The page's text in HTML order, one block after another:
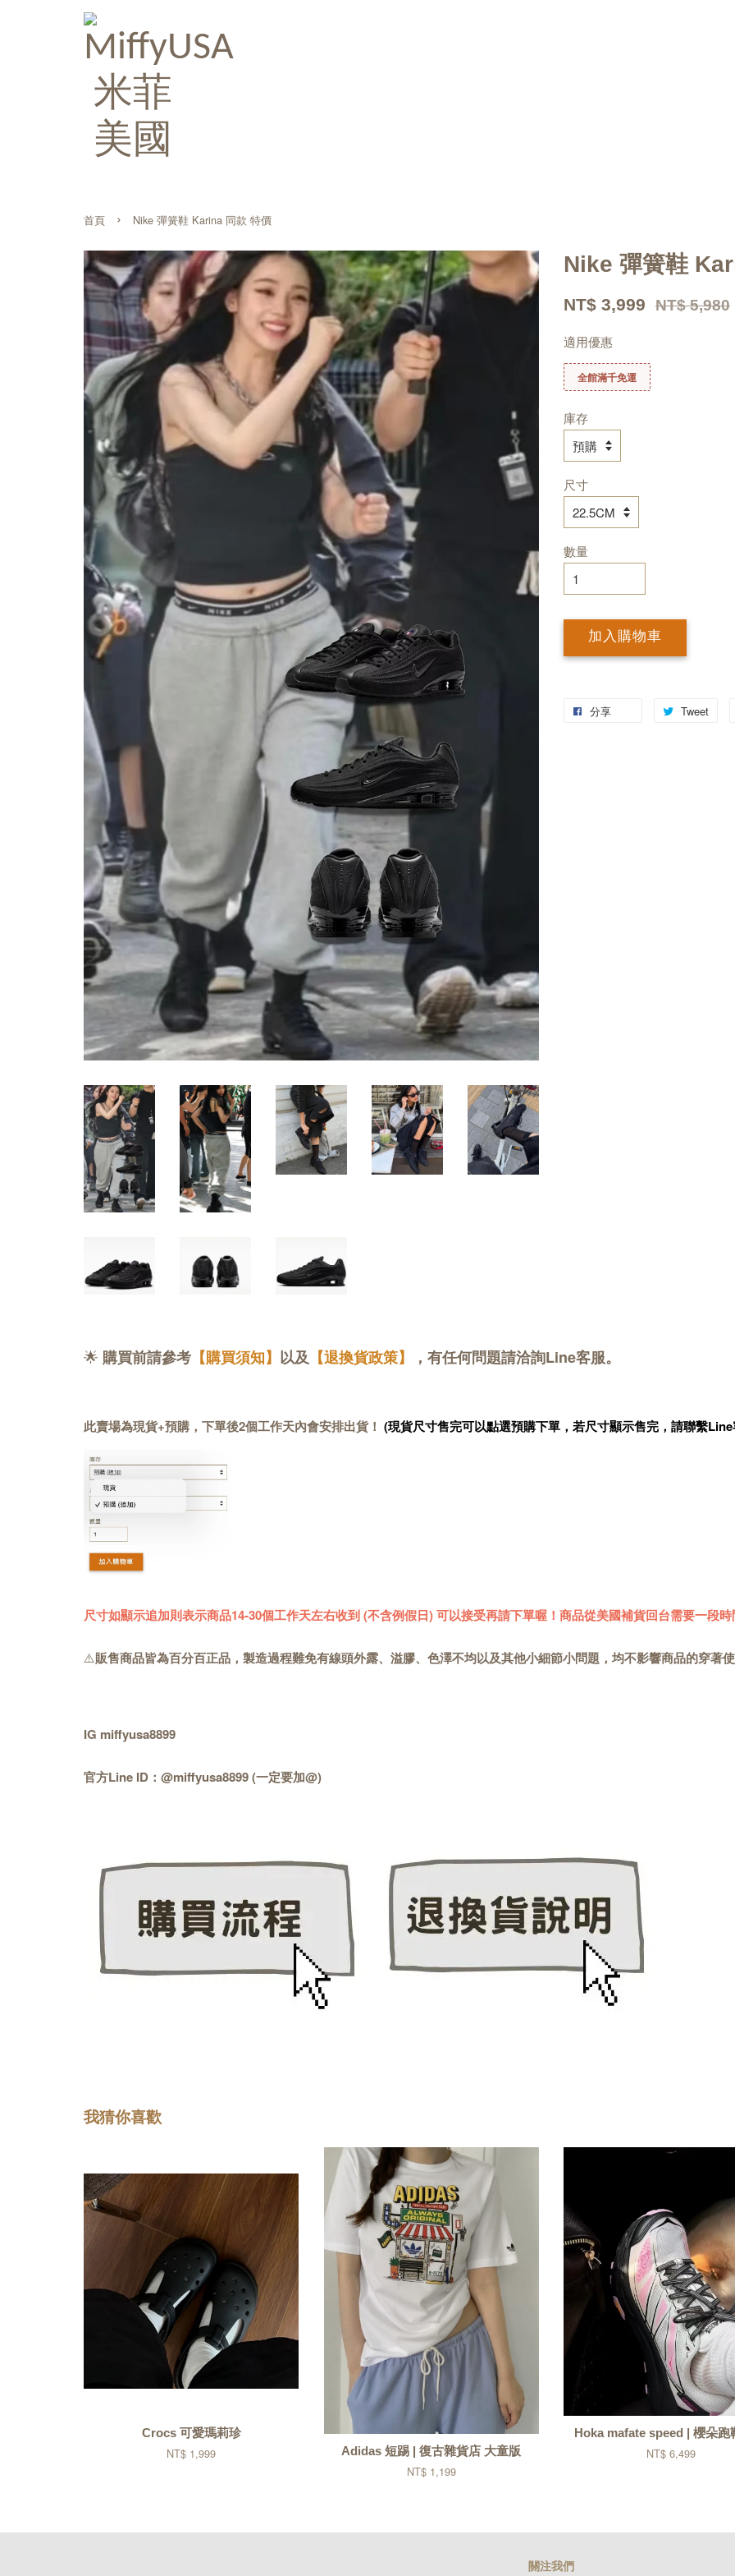
首頁 › Nike 彈簧鞋 Karina 同款 特價
Nike 彈簧鞋
NT$ 3,999 NT$ 5,980
適用優惠
全館滿千免運
庫存
尺寸
數量
加入購物車
分享 Tweet
🌟 購買前請參考 【購買須知】 以及 【退換貨政策】 ，有任何問題請洽詢Line客服。
此賣場為現貨+預購，下單後2個工作天內會安排出貨！ (現貨尺寸售完可以點選預購下單，若尺寸顯示售完，請聯繫
尺寸如顯示追加則表示商品14-30個工作天左右收到 (不含例假日) 可以接受再請下單喔！商品從美國補貨回台需要一段時
⚠️販售商品皆為百分百正品，製造過程難免有線頭外露、溢膠、色澤不均以及其他小細節小問題，均不影響商品的穿著
IG miffyusa8899
官方Line ID：@miffyusa8899 (一定要加@)
我猜你喜歡
Crocs 可愛瑪莉珍
NT$ 1,999 Adidas 短踢 | 復古雜貨店 大童版
NT$ 1,199
Hoka mafate speed | 櫻朵
NT$ 6,499
關注我們